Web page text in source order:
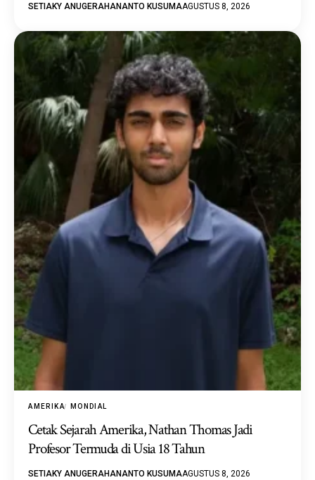
SETIAKY ANUGERAHANANTO KUSUMAAGUSTUS 8, 2026
AMERIKA MONDIAL
Cetak Sejarah Amerika, Nathan Thomas Jadi
Profesor Termuda di Usia 18 Tahun
SETIAKY ANUGERAHANANTO KUSUMAAGUSTUS 8, 2026